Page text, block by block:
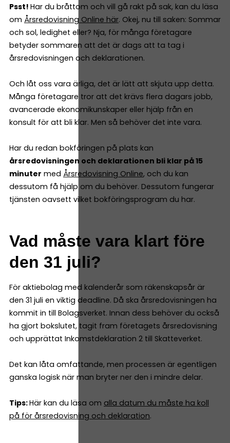
Psst! Har du bråttom och vill gå rakt på sak, kan du läsa
om Årsredovisning Online här. Okej, nu till saken: Sommar
och sol, ledighet eller? Nja, för många företagare
betyder sommaren att det är dags att ta tag i
årsredovisningen och deklarationen.
Och låt oss vara ärliga, det är lätt att skjuta upp detta.
Många företagare tror att det krävs flera dagars jobb,
avancerade ekonomikunskaper eller hjälp från en
konsult för att bli klar. Men så behöver det inte vara.
Har du redan bokföringen på plats kan
årsredovisningen och deklarationen bli klar på 15
minuter med Årsredovisning Online, och du kan
dessutom få hjälp om du behöver. Dessutom fungerar
tjänsten oavsett vilket bokföringsprogram du har.
Vad måste vara klart före
den 31 juli?
För aktiebolag med kalenderår som räkenskapsår är
den 31 juli en viktig deadline. Då ska årsredovisningen ha
kommit in till Bolagsverket. Innan dess behöver du också
ha gjort bokslutet, tagit fram företagets årsredovisning
och upprättat Inkomstdeklaration 2 till Skatteverket.
Det kan låta omfattande, men processen är egentligen
ganska logisk när man bryter ner den i mindre delar.
Tips:Här kan du läsa om alla datum du måste ha koll
på för årsredovisning och deklaration.